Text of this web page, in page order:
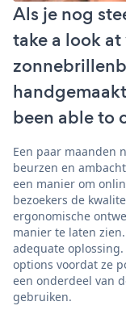
Als je nog
take a look
been able to
Een paar maanden
beurzen en
een manier om
bezoekers de
ergonomische
manier te laten
adequate
options voordat ze
een onderdeel van
gebruiken.